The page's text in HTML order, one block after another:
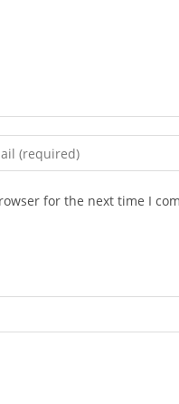
for the next time I